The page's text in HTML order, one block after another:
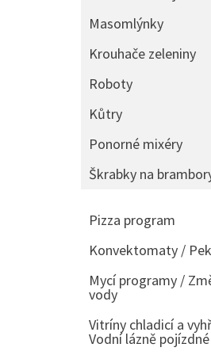
Masomlýnky
Krouhače zeleniny
Roboty
Kůtry
Ponorné mixéry
Škrabky na
Pizza program
Konvektomaty /
Mycí programy /
vody
Vitríny chladicí a
Vodní lázně pojízdné